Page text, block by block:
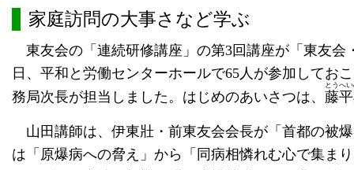
家庭訪問の大事さなど学ぶ
東友会の「連続研修講座」の第3回講座が「東友会
日、平和と労働センターホールで65人が参加してお
務局次長が担当しました。はじめのあいさつは、 藤平
とうへい
山田講師は、伊東壯・前東友会会長が「首都の被
は「原爆病への脅え」から「同病相憐れむ心で集ま